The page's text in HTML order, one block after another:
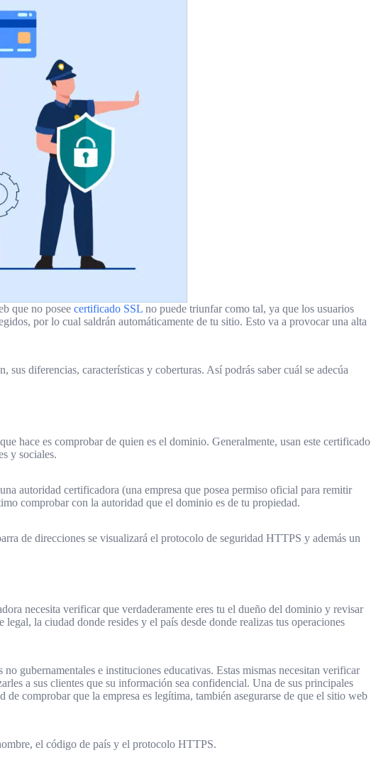
que no posee certificado SSL no puede triunfar como tal, ya que los usuarios
por lo cual saldrán automáticamente de tu sitio. Esto va a provocar una alta
sus diferencias, características y coberturas. Así podrás saber cuál se adecúa
hace es comprobar de quien es el dominio. Generalmente, usan este certificado
y sociales.
autoridad certificadora (una empresa que posea permiso oficial para remitir
comprobar con la autoridad que el dominio es de tu propiedad.
de direcciones se visualizará el protocolo de seguridad HTTPS y además un
necesita verificar que verdaderamente eres tu el dueño del dominio y revisar
la ciudad donde resides y el país desde donde realizas tus operaciones
gubernamentales e instituciones educativas. Estas mismas necesitan verificar
a sus clientes que su información sea confidencial. Una de sus principales
de comprobar que la empresa es legítima, también asegurarse de que el sitio web
el código de país y el protocolo HTTPS.